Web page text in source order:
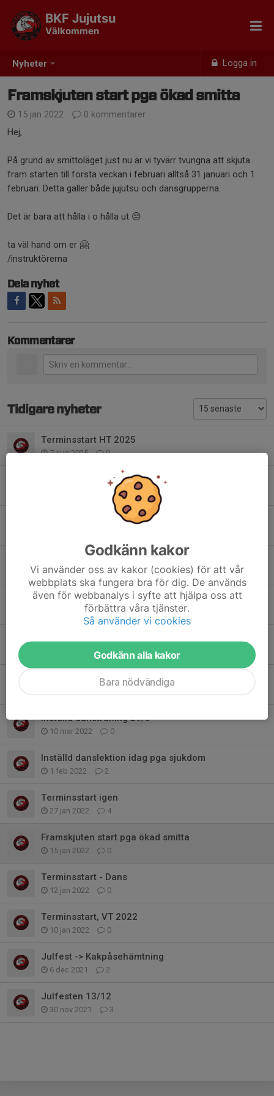
Nyheter Logga in
BKF Jujutsu
Välkommen
Framskjuten start pga ökad smitta
15 jan 2022
0 kommentarer
Hej,
På grund av smittoläget just nu är vi tyvärr tvungna att skjuta
fram starten till första veckan i februari alltså 31 januari och 1
februari. Detta gäller både jujutsu och dansgrupperna.
Det är bara att hålla i o hålla ut 😔
ta väl hand om er 🤗
/instruktörerna
Dela nyhet
Kommentarer
Tidigare nyheter
Terminsstart HT 2025
7 aug 2025 0
Terminstart HT 2024
0
Terminsstart HT 2023
Terminen startar 9/1
9 jan 2023 1
Terminsstart, HT 2022
15 aug 2022 2
7
Inställd dansträning 15/3
Inställd dansträning 29/3
10 mar 2022 0
Inställd danslektion idag pga sjukdom
1 feb 2022 2
Terminsstart igen
27 jan 2022 4
Framskjuten start pga ökad smitta
15 jan 2022 0
Terminsstart - Dans
12 jan 2022 0
Terminsstart, VT 2022
10 jan 2022 0
Julfest -> Kakpåsehämtning
6 dec 2021 2
Julfesten 13/12
30 nov 2021 3
Godkänn kakor
Vi använder oss av kakor (cookies) för att vår
webbplats ska fungera bra för dig. De används
även för webbanalys i syfte att hjälpa oss att
förbättra våra tjänster.
Så använder vi cookies
Godkänn alla kakor
Bara nödvändiga